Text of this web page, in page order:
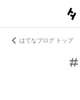
はてなブログ トップ